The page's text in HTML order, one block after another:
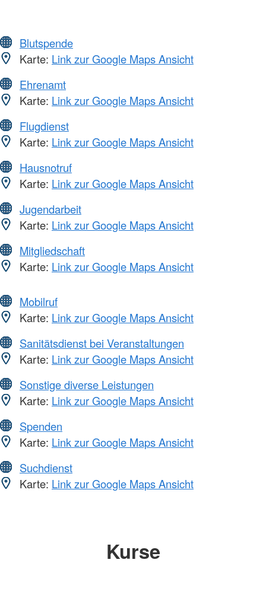
Blutspende
Karte: Link zur Google Maps Ansicht
Ehrenamt
Karte: Link zur Google Maps Ansicht
Flugdienst
Karte: Link zur Google Maps Ansicht
Hausnotruf
Karte: Link zur Google Maps Ansicht
Jugendarbeit
Karte: Link zur Google Maps Ansicht
Mitgliedschaft
Karte: Link zur Google Maps Ansicht
Mobilruf
Karte: Link zur Google Maps Ansicht
Sanitätsdienst bei Veranstaltungen
Karte: Link zur Google Maps Ansicht
Sonstige diverse Leistungen
Karte: Link zur Google Maps Ansicht
Spenden
Karte: Link zur Google Maps Ansicht
Suchdienst
Karte: Link zur Google Maps Ansicht
Kurse